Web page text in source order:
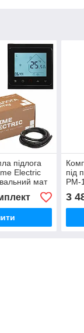
підлога
Electric
мат
під
PM-
3